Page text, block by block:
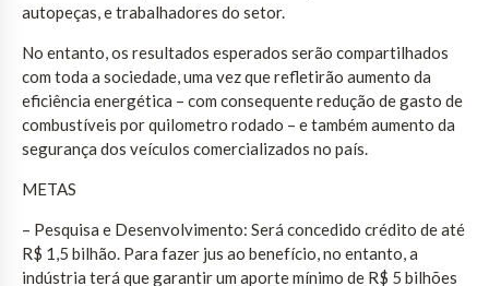
autopeças, e trabalhadores do setor.
No entanto, os resultados esperados serão compartilhados
com toda a sociedade, uma vez que refletirão aumento da
eficiência energética – com consequente redução de gasto de
combustíveis por quilometro rodado – e também aumento da
segurança dos veículos comercializados no país.
METAS
– Pesquisa e Desenvolvimento: Será concedido crédito de até
R$ 1,5 bilhão. Para fazer jus ao benefício, no entanto, a
indústria terá que garantir um aporte mínimo de R$ 5 bilhões